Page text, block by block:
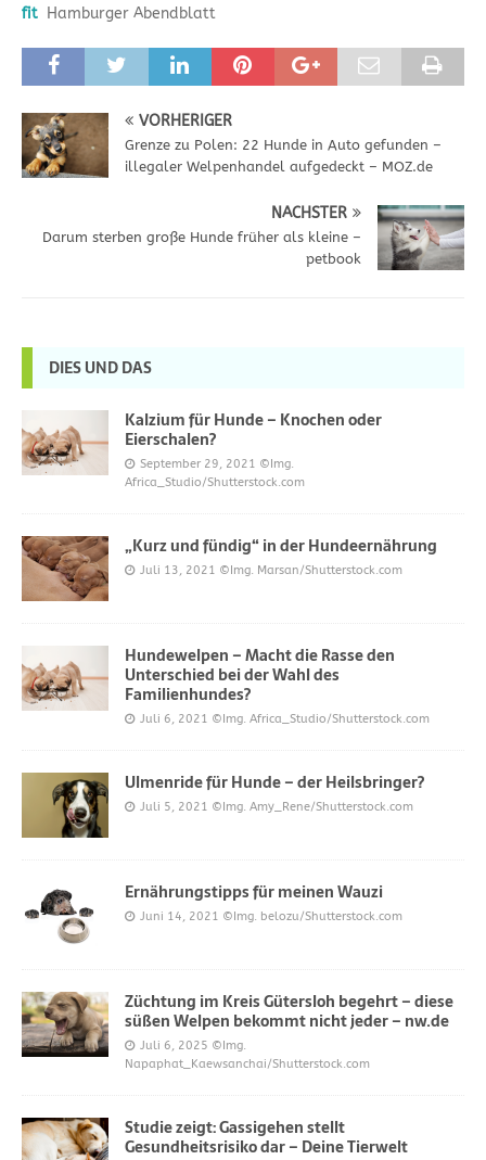
fit Hamburger Abendblatt
VORHERIGER
Grenze zu Polen: 22 Hunde in Auto gefunden –
illegaler Welpenhandel aufgedeckt – MOZ.de
NÄCHSTER
Darum sterben große Hunde früher als kleine –
petbook
DIES UND DAS
Kalzium für Hunde – Knochen oder
Eierschalen?
September 29, 2021 ©Img.
Africa_Studio/Shutterstock.com
„Kurz und fündig“ in der Hundeernährung
Juli 13, 2021 ©Img. Marsan/Shutterstock.com
Hundewelpen – Macht die Rasse den
Unterschied bei der Wahl des
Familienhundes?
Juli 6, 2021 ©Img. Africa_Studio/Shutterstock.com
Ulmenride für Hunde – der Heilsbringer?
Juli 5, 2021 ©Img. Amy_Rene/Shutterstock.com
Ernährungstipps für meinen Wauzi
Juni 14, 2021 ©Img. belozu/Shutterstock.com
Züchtung im Kreis Gütersloh begehrt – diese
süßen Welpen bekommt nicht jeder – nw.de
Juli 6, 2025 ©Img.
Napaphat_Kaewsanchai/Shutterstock.com
Studie zeigt: Gassigehen stellt
Gesundheitsrisiko dar – Deine Tierwelt